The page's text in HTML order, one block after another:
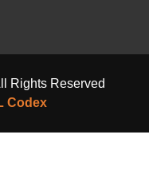
Rights Reserved
Codex